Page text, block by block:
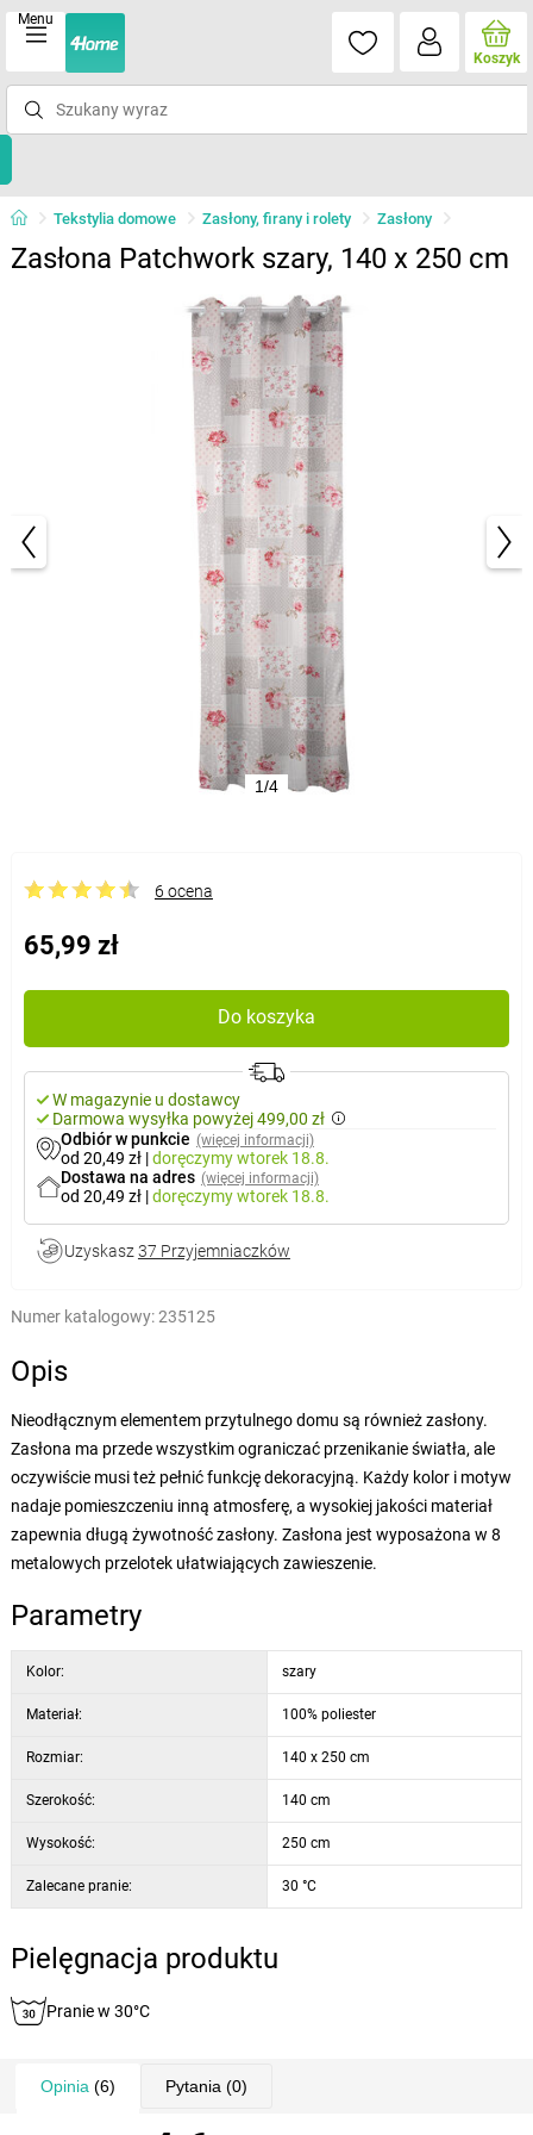
Menu
Koszyk
Tekstylia domowe Zasłony, firany i rolety Zasłony
Zasłona Patchwork szary, 140 x 250 cm
1/4
6 ocena
65,99 zł
Do koszyka
W magazynie u dostawcy
Darmowa wysyłka powyżej 499,00 zł
Odbiór w punkcie (więcej informacji)
od 20,49 zł |doręczymywtorek 18.8.
Dostawa na adres (więcej informacji)
od 20,49 zł |doręczymywtorek 18.8.
Uzyskasz 37 Przyjemniaczków
Numer katalogowy:235125
Opis
Nieodłącznym elementem przytulnego domu są również zasłony.
Zasłona ma przede wszystkim ograniczać przenikanie światła, ale
oczywiście musi też pełnić funkcję dekoracyjną. Każdy kolor i motyw
nadaje pomieszczeniu inną atmosferę, a wysokiej jakości materiał
zapewnia długą żywotność zasłony. Zasłona jest wyposażona w 8
metalowych przelotek ułatwiających zawieszenie.
Parametry
Kolor: szary
Materiał: 100% poliester
Rozmiar: 140 x 250 cm
Szerokość: 140 cm
Wysokość: 250 cm
Zalecane pranie: 30 °C
Pielęgnacja produktu
Pranie w 30°C
Opinia (6) Pytania (0)